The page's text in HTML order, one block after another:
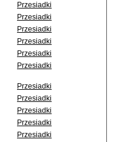
Przesiadki
Przesiadki
Przesiadki
Przesiadki
Przesiadki
Przesiadki
Przesiadki
Przesiadki
Przesiadki
Przesiadki
Przesiadki